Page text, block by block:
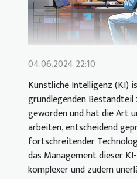
04.06.2024 22:10
Künstliche Intelligenz (KI)
grundlegenden
geworden und hat die Art
arbeiten, entscheidend
fortschreitender
das Management dieser
komplexer und zudem